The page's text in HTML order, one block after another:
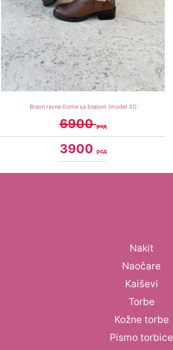
Braon ravne čizme sa šnalom (model 31)
6900рсд
3900 рсд
Nakit
Naočare
Kaiševi
Torbe
Kožne torbe
Pismo torbice